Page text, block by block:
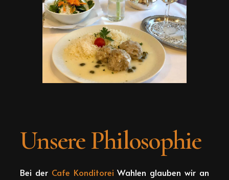
Unsere Philosophie
Bei der Cafe Konditorei Wahlen glauben wir an